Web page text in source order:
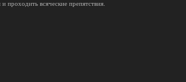
проходить всяческие препятствия.